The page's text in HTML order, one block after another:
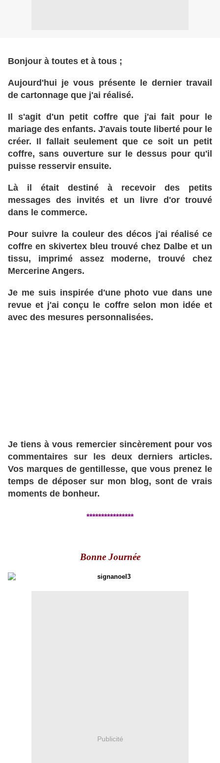
Bonjour à toutes et à tous ;
Aujourd'hui je vous présente le dernier travail
de cartonnage que j'ai réalisé.
Il s'agit d'un petit coffre que j'ai fait pour le
mariage des enfants. J'avais toute liberté pour le
créer. Il fallait seulement que ce soit un petit
coffre, sans ouverture sur le dessus pour qu'il
puisse resservir ensuite.
Là il était destiné à recevoir des petits
messages des invités et un livre d'or trouvé
dans le commerce.
Pour suivre la couleur des décos j'ai réalisé ce
coffre en skivertex bleu trouvé chez Dalbe et un
tissu, imprimé assez moderne, trouvé chez
Mercerine Angers.
Je me suis inspirée d'une photo vue dans une
revue et j'ai conçu le coffre selon mon idée et
avec des mesures personnalisées.
Je tiens à vous remercier sincèrement pour vos
commentaires sur les deux derniers articles.
Vos marques de gentillesse, que vous prenez le
temps de déposer sur mon blog, sont de vrais
moments de bonheur.
****************
Bonne Journée
Publicité